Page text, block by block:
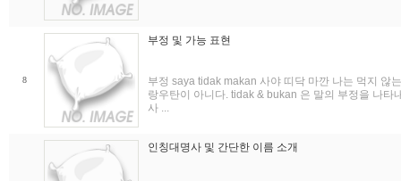
8
부정 및 가능 표현
부정 saya tidak makan 사야 띠닥 마깐 나는 먹지 않
랑우탄이 아니다. tidak & bukan 은 말의 부정을 나
사 ...
인칭대명사 및 간단한 이름 소개